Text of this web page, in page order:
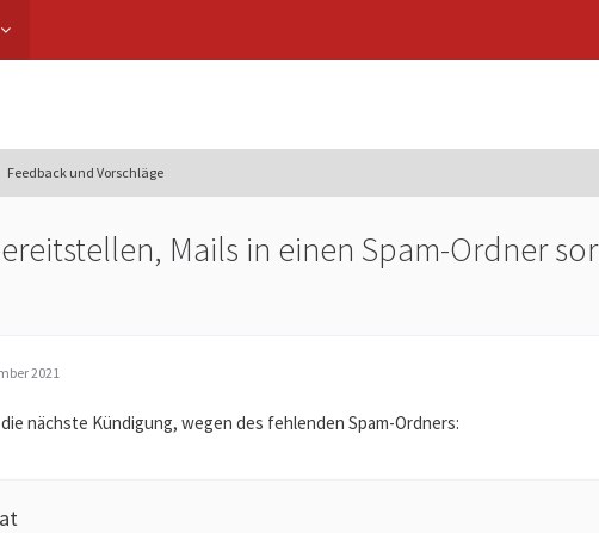
Feedback und Vorschläge
Mails in einen Spam-Ordner
2021
nächste Kündigung, wegen des fehlenden Spam-Ordners: